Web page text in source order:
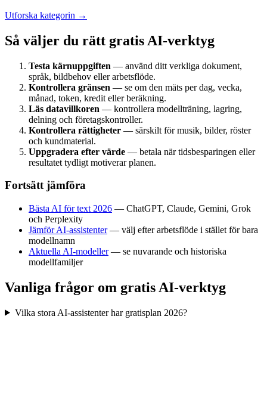
Utforska kategorin →
Så väljer du rätt gratis AI-verktyg
Testa kärnuppgiften — använd ditt verkliga dokument,
språk, bildbehov eller arbetsflöde.
Kontrollera gränsen — se om den mäts per dag, vecka,
månad, token, kredit eller beräkning.
Läs datavillkoren — kontrollera modellträning, lagring,
delning och företagskontroller.
Kontrollera rättigheter — särskilt för musik, bilder, röster
och kundmaterial.
Uppgradera efter värde — betala när tidsbesparingen eller
resultatet tydligt motiverar planen.
Fortsätt jämföra
Bästa AI för text 2026 — ChatGPT, Claude, Gemini, Grok
och Perplexity
Jämför AI-assistenter — välj efter arbetsflöde i stället för bara
modellnamn
Aktuella AI-modeller — se nuvarande och historiska
modellfamiljer
Vanliga frågor om gratis AI-verktyg
Vilka stora AI-assistenter har gratisplan 2026?